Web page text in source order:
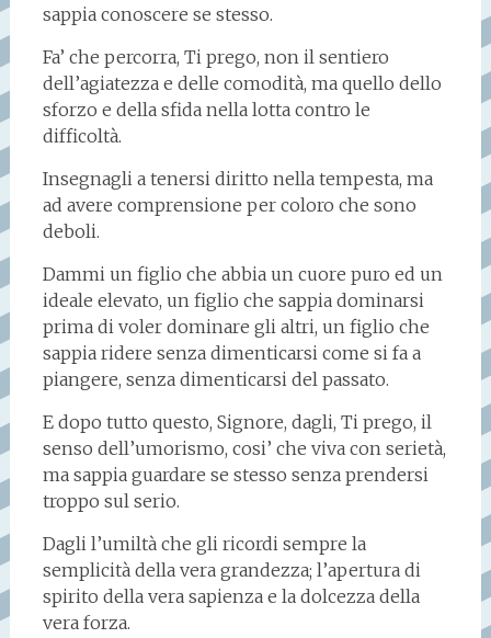
sappia conoscere se stesso.
Fa’ che percorra, Ti prego, non il sentiero
dell’agiatezza e delle comodità, ma quello dello
sforzo e della sfida nella lotta contro le
difficoltà.
Insegnagli a tenersi diritto nella tempesta, ma
ad avere comprensione per coloro che sono
deboli.
Dammi un figlio che abbia un cuore puro ed un
ideale elevato, un figlio che sappia dominarsi
prima di voler dominare gli altri, un figlio che
sappia ridere senza dimenticarsi come si fa a
piangere, senza dimenticarsi del passato.
E dopo tutto questo, Signore, dagli, Ti prego, il
senso dell’umorismo, cosi’ che viva con serietà,
ma sappia guardare se stesso senza prendersi
troppo sul serio.
Dagli l’umiltà che gli ricordi sempre la
semplicità della vera grandezza; l’apertura di
spirito della vera sapienza e la dolcezza della
vera forza.